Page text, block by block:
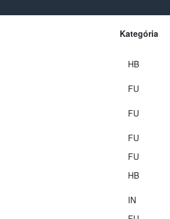
Kategória
HB
FU
FU
FU
FU
HB
IN